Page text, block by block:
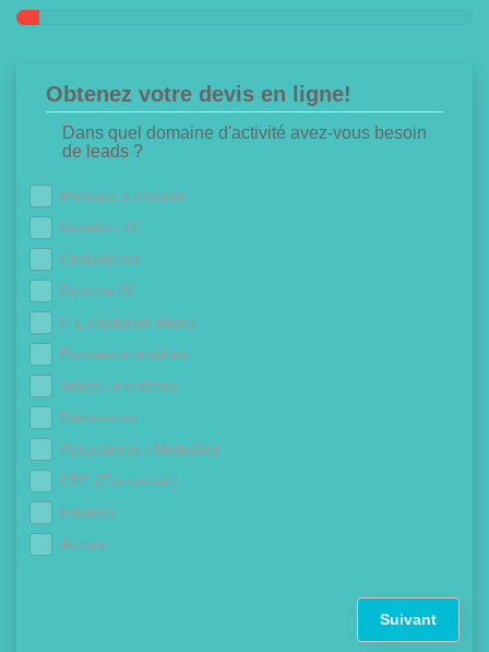
Obtenez votre devis en ligne!
Dans quel domaine d'activité avez-vous besoin
de leads ?
Pompes à chaleur
Isolation 1€
Chaudières
Douche 0€
ITE (Isolation Murs)
Panneaux solaires
Volets / Fenêtres
Rénovation
Assurances / Mutuelles
CPF (Formation)
Finance
Autres
Suivant